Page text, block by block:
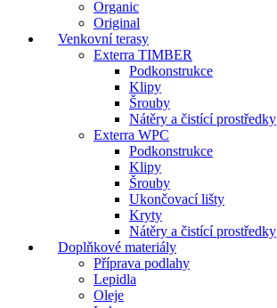
Organic
Original
Venkovní terasy
Exterra TIMBER
Podkonstrukce
Klipy
Šrouby
Nátěry a čistící prostředky
Exterra WPC
Podkonstrukce
Klipy
Šrouby
Ukončovací lišty
Kryty
Nátěry a čistící prostředky
Doplňkové materiály
Příprava podlahy
Lepidla
Oleje